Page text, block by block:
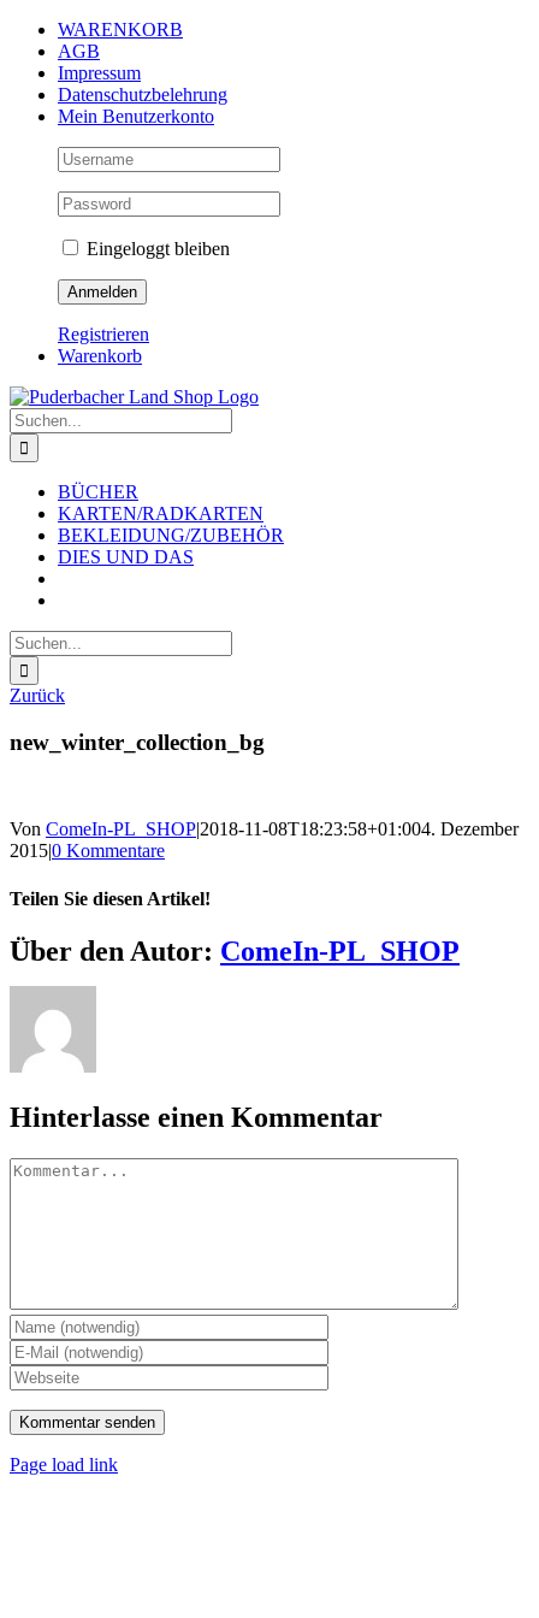
Zum
Inhalt
springen
WARENKORB
AGB
Impressum
Datenschutzbelehrung
Mein Benutzerkonto
Eingeloggt bleiben
Registrieren
Warenkorb
Suche
nach:
BÜCHER
KARTEN/RADKARTEN
BEKLEIDUNG/ZUBEHÖR
DIES UND DAS
Suche
nach:
Zurück
new_winter_collection_bg
Von ComeIn-PL_SHOP|2018-11-08T18:23:58+01:004. Dezember
2015|0 Kommentare
Teilen Sie diesen Artikel!
Facebook
X
Reddit
LinkedIn
WhatsApp
Telegram
Tumblr
Pinterest
Vk
Xing
E-
Mail
Über den Autor: ComeIn-PL_SHOP
Hinterlasse einen Kommentar
Kommentar
Page load link